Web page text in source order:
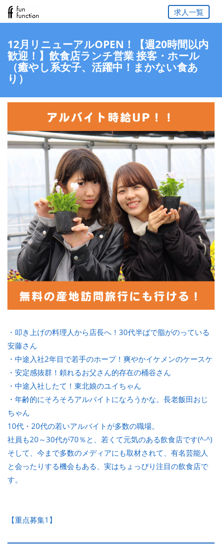
求人一覧
12月リニューアルOPEN！【週20時間以内
歓迎！】飲食店ランチ営業 接客・ホール
（癒やし系女子、活躍中！まかない食あ
り）
・叩き上げの料理人から店長へ！30代半ばで脂がのっている
安藤さん
・中途入社2年目で若手のホープ！爽やかイケメンのケースケ
・安定感抜群！頼れるお父さん的存在の桶谷さん
・中途入社したて！東北娘のユイちゃん
・年齢的にそろそろアルバイトになろうかな。長老飯田おじ
ちゃん
10代・20代の若いアルバイトが多数の職場。
社員も20～30代が70％と、若くて元気のある飲食店です(^-^)
そして、今まで多数のメディアにも取材されて、有名芸能人
と会ったりする機会もある、実はちょっぴり注目の飲食店で
す。
【重点募集1】